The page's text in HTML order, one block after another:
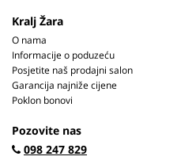
Kralj Žara
O nama
Informacije o poduzeću
Posjetite naš prodajni salon
Garancija najniže cijene
Poklon bonovi
Pozovite nas
098 247 829